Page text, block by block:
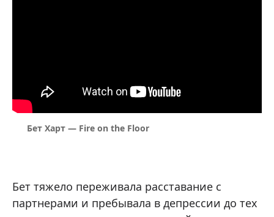
Бет Харт — Fire on the Floor
Бет тяжело переживала расставание с
партнерами и пребывала в депрессии до тех